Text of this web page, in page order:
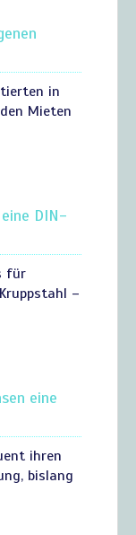
in
Mieten
DIN-
für
–
eine
ihren
bislang